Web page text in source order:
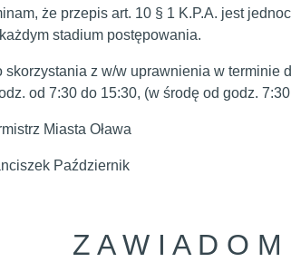
że przepis art. 10 § 1 K.P.A. jest
stadium postępowania.
z w/w uprawnienia w terminie
od 7:30 do 15:30, (w środę od godz.
Oława
Z A W I A D O